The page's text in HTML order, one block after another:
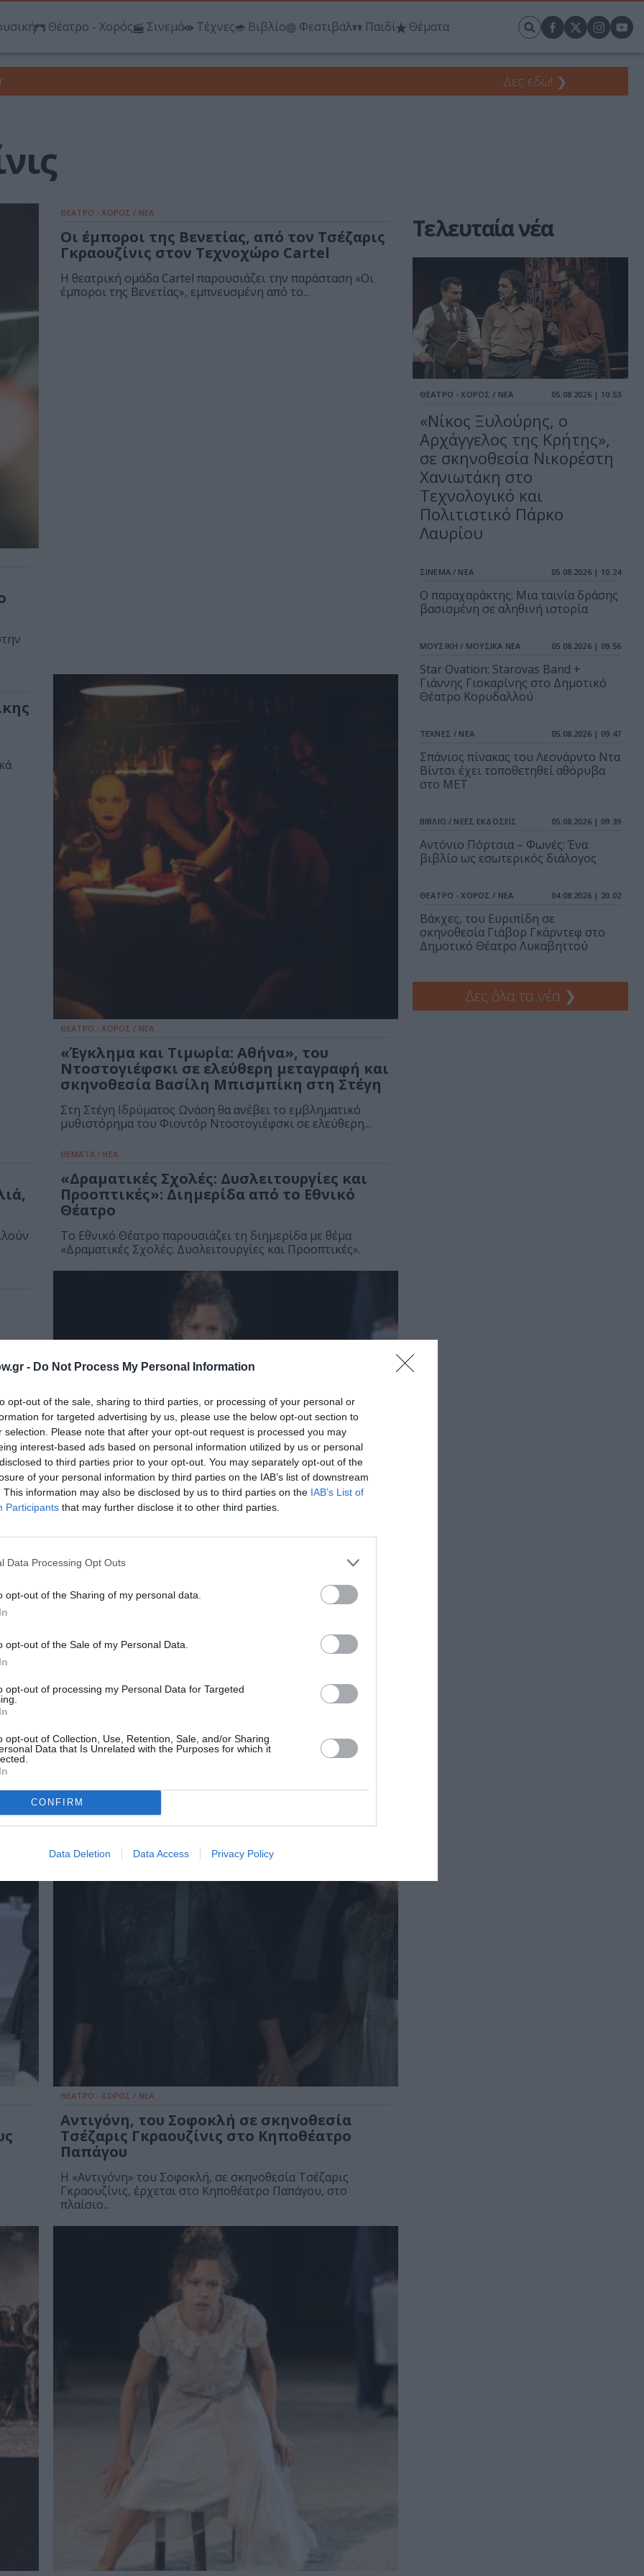
- Do Not Process My Personal Information
opt-out of the sale, sharing to third parties, or processing of your personal or
for targeted advertising by us, please use the below opt-out section to
selection. Please note that after your opt-out request is processed you may
interest-based ads based on personal information utilized by us or personal
to third parties prior to your opt-out. You may separately opt-out of the
of your personal information by third parties on the IAB’s list of downstream
This information may also be disclosed by us to third parties on the IAB’s List of
Participants that may further disclose it to other third parties.
Data Processing Opt Outs
opt-out of the Sharing of my personal data.
opt-out of the Sale of my Personal Data.
opt-out of processing my Personal Data for Targeted
opt-out of Collection, Use, Retention, Sale, and/or Sharing
Data that Is Unrelated with the Purposes for which it
CONFIRM
Data Deletion Data Access Privacy Policy
Θέατρο - Χορός Σινεμά Τέχνες Βιβλίο Φεστιβάλ Παιδί Θέματα
Δες εδώ! ❯
ΘΕΑΤΡΟ - ΧΟΡΟΣ / ΝΕΑ
Οι έμποροι της Βενετίας, από τον Τσέζαρις
Γκραουζίνις στον Τεχνοχώρο Cartel
Η θεατρική ομάδα Cartel παρουσιάζει την παράσταση «Οι
έμποροι της Βενετίας», εμπνευσμένη από το...
ΘΕΑΤΡΟ - ΧΟΡΟΣ / ΝΕΑ
«Έγκλημα και Τιμωρία: Αθήνα», του
Ντοστογιέφσκι σε ελεύθερη μεταγραφή και
σκηνοθεσία Βασίλη Μπισμπίκη στη Στέγη
Στη Στέγη Ιδρύματος Ωνάση θα ανέβει το εμβληματικό
μυθιστόρημα του Φιοντόρ Ντοστογιέφσκι σε ελεύθερη...
ΘΕΜΑΤΑ / ΝΕΑ
«Δραματικές Σχολές: Δυσλειτουργίες και
Προοπτικές»: Διημερίδα από το Εθνικό
Θέατρο
Το Εθνικό Θέατρο παρουσιάζει τη διημερίδα με θέμα
«Δραματικές Σχολές: Δυσλειτουργίες και Προοπτικές».
στο
Αντιγόνη, του Σοφοκλή σε σκηνοθεσία
Ηλιούπολης 2022
Η «Αντιγόνη» του Σοφοκλή, σε σκηνοθεσία του Τσέζαρις
ΘΕΑΤΡΟ - ΧΟΡΟΣ / ΝΕΑ
Αντιγόνη, του Σοφοκλή σε σκηνοθεσία
Τσέζαρις Γκραουζίνις στο Κηποθέατρο
Παπάγου
Η «Αντιγόνη» του Σοφοκλή, σε σκηνοθεσία Τσέζαρις
Γκραουζίνις, έρχεται στο Κηποθέατρο Παπάγου, στο
πλαίσιο...
Τελευταία νέα
ΘΕΑΤΡΟ - ΧΟΡΟΣ / ΝΕΑ 05.08.2026 | 10.53
«Νίκος Ξυλούρης, ο
Αρχάγγελος της Κρήτης»,
σε σκηνοθεσία Νικορέστη
Χανιωτάκη στο
Τεχνολογικό και
Πολιτιστικό Πάρκο
Λαυρίου
ΣΙΝΕΜΑ / ΝΕΑ 05.08.2026 | 10.24
Ο παραχαράκτης: Μια ταινία δράσης
βασισμένη σε αληθινή ιστορία
ΜΟΥΣΙΚΗ / ΜΟΥΣΙΚΑ ΝΕΑ 05.08.2026 | 09.56
Star Ovation: Starovas Band +
Γιάννης Γιοκαρίνης στο Δημοτικό
Θέατρο Κορυδαλλού
ΤΕΧΝΕΣ / ΝΕΑ 05.08.2026 | 09.47
Σπάνιος πίνακας του Λεονάρντο Ντα
Βίντσι έχει τοποθετηθεί αθόρυβα
στο MET
ΒΙΒΛΙΟ / ΝΕΕΣ ΕΚΔΟΣΕΙΣ 05.08.2026 | 09.39
Αντόνιο Πόρτσια – Φωνές: Ένα
βιβλίο ως εσωτερικός διάλογος
ΘΕΑΤΡΟ - ΧΟΡΟΣ / ΝΕΑ 04.08.2026 | 20.02
Βάκχες, του Ευριπίδη σε
σκηνοθεσία Γιάβορ Γκάρντεφ στο
Δημοτικό Θέατρο Λυκαβηττού
Δες όλα τα νέα ❯